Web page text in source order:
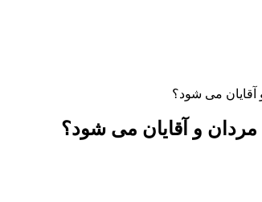
می شود؟
و آقایان می شود؟